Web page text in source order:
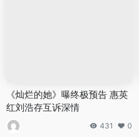
《灿烂的她》曝终极预告 惠英
红刘浩存互诉深情
431 0